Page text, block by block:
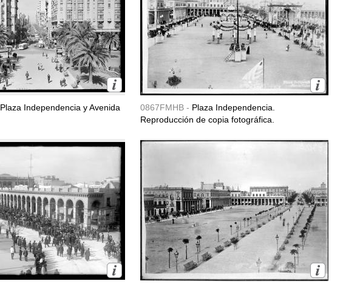
Plaza Independencia y Avenida
0867FMHB - Plaza Independencia.
Reproducción de copia fotográfica.